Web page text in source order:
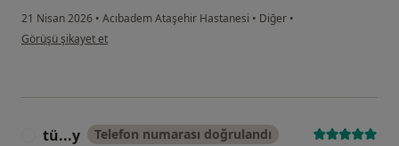
21 Nisan 2026 • Acıbadem Ataşehir Hastanesi • Diğer •
kullanıcının görüşüne göre ag...t
Görüşü şikayet et
tü...y Telefon numarası doğrulandı